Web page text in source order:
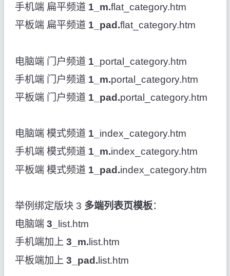
手机端 扁平频道 1_m.flat_category.htm
平板端 扁平频道 1_pad.flat_category.htm
电脑端 门户频道 1_ portal_category.htm
手机端 门户频道 1_m.portal_category.htm
平板端 门户频道 1_pad.portal_category.htm
电脑端 模式频道 1_ index_category.htm
手机端 模式频道 1_m.index_category.htm
平板端 模式频道 1_pad.index_category.htm
举例绑定版块 3 多端列表页模板：
电脑端 3_
list.htm
手机端加上 3_m. list.htm
平板端加上 3_pad.list.htm